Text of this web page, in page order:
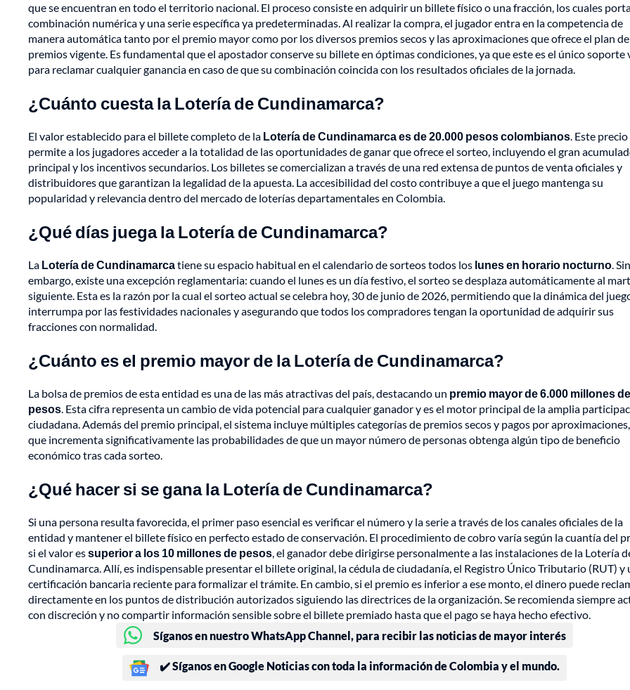
que se encuentran en todo el territorio nacional. El proceso consiste en adquirir un billete físico o una fracción, los cuales
combinación numérica y una serie específica ya predeterminadas. Al realizar la compra, el jugador entra en la competencia de
manera automática tanto por el premio mayor como por los diversos premios secos y las aproximaciones que ofrece el plan de
premios vigente. Es fundamental que el apostador conserve su billete en óptimas condiciones, ya que este es el único soporte
para reclamar cualquier ganancia en caso de que su combinación coincida con los resultados oficiales de la jornada.
¿Cuánto cuesta la Lotería de Cundinamarca?
El valor establecido para el billete completo de la Lotería de Cundinamarca es de 20.000 pesos colombianos. Este precio
permite a los jugadores acceder a la totalidad de las oportunidades de ganar que ofrece el sorteo, incluyendo el gran
principal y los incentivos secundarios. Los billetes se comercializan a través de una red extensa de puntos de venta oficiales y
distribuidores que garantizan la legalidad de la apuesta. La accesibilidad del costo contribuye a que el juego mantenga su
popularidad y relevancia dentro del mercado de loterías departamentales en Colombia.
¿Qué días juega la Lotería de Cundinamarca?
La Lotería de Cundinamarcatiene su espacio habitual en el calendario de sorteos todos los lunes en horario nocturno. Sin
embargo, existe una excepción reglamentaria: cuando el lunes es un día festivo, el sorteo se desplaza automáticamente al
siguiente. Esta es la razón por la cual el sorteo actual se celebra hoy, 30 de junio de 2026, permitiendo que la dinámica del
interrumpa por las festividades nacionales y asegurando que todos los compradores tengan la oportunidad de adquirir sus
fracciones con normalidad.
¿Cuánto es el premio mayor de la Lotería de Cundinamarca?
La bolsa de premios de esta entidad es una de las más atractivas del país, destacando un premio mayor de 6.000 millones de
pesos. Esta cifra representa un cambio de vida potencial para cualquier ganador y es el motor principal de la amplia
ciudadana. Además del premio principal, el sistema incluye múltiples categorías de premios secos y pagos por
que incrementa significativamente las probabilidades de que un mayor número de personas obtenga algún tipo de beneficio
económico tras cada sorteo.
¿Qué hacer si se gana la Lotería de Cundinamarca?
Si una persona resulta favorecida, el primer paso esencial es verificar el número y la serie a través de los canales oficiales de la
entidad y mantener el billete físico en perfecto estado de conservación. El procedimiento de cobro varía según la cuantía del
si el valor essuperior a los 10 millones de pesos, el ganador debe dirigirse personalmente a las instalaciones de la Lotería
Cundinamarca. Allí, es indispensable presentar el billete original, la cédula de ciudadanía, el Registro Único Tributario (RUT) y
certificación bancaria reciente para formalizar el trámite. En cambio, si el premio es inferior a ese monto, el dinero puede
directamente en los puntos de distribución autorizados siguiendo las directrices de la organización. Se recomienda siempre
con discreción y no compartir información sensible sobre el billete premiado hasta que el pago se haya hecho efectivo.
Síganos en nuestro WhatsApp Channel, para recibir las noticias de mayor interés
✔️ Síganos en Google Noticias con toda la información de Colombia y el mundo.